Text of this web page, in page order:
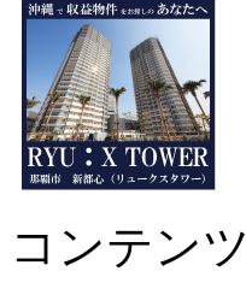
コンテンツ